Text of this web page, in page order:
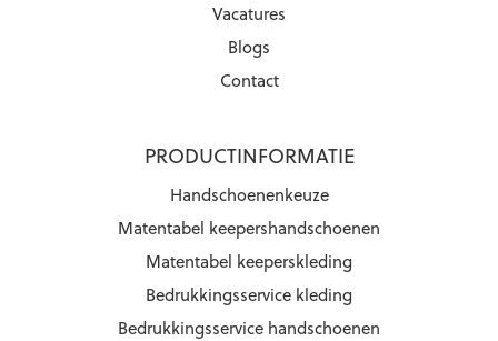
Vacatures
Blogs
Contact
PRODUCTINFORMATIE
Handschoenenkeuze
Matentabel keepershandschoenen
Matentabel keeperskleding
Bedrukkingsservice kleding
Bedrukkingsservice handschoenen